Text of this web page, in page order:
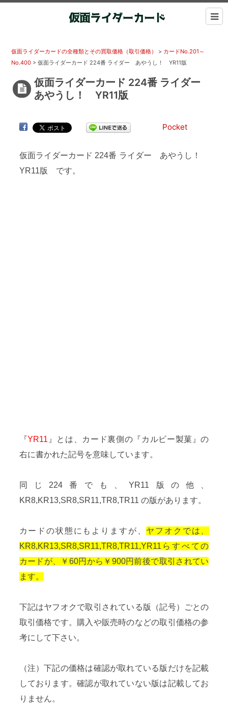
仮面ライダーカードの全種類とその買取価格（取引価格） > カードNo.201～
No.400 >仮面ライダーカード 224番 ライダー あやうし！ YR11版
仮面ライダーカード 224番 ライダー
あやうし！ YR11版
Pocket
仮面ライダーカード 224番 ライダー あやうし！
YR11版 です。
『YR11 』とは、カード裏側の『カルビー製菓』の
右に書かれた記号を意味しています。
同じ224番でも、YR11版の他、
KR8,KR13,SR8,SR11,TR8,TR11 の版があります。
カードの状態にもよりますが、 ヤフオクでは、
KR8,KR13,SR8,SR11,TR8,TR11,YR11らすべての
カードが、￥60円から￥900円前後で取引されてい
ます。
下記はヤフオクで取引されている版（記号）ごとの
取引価格です。購入や販売時のなどの取引価格の参
考にして下さい。
（注）下記の価格は確認が取れている版だけを記載
しております。確認が取れていない版は記載してお
りません。